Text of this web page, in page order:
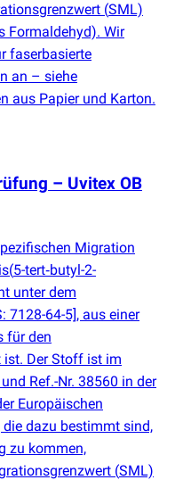
(SML)
Formaldehyd). Wir
faserbasierte
an – siehe
aus Papier und Karton.
– Uvitex OB
Migration
(5-tert‑butyl-2-
unter dem
7128-64-5], aus einer
für den
Der Stoff ist im
Ref.-Nr. 38560 in der
Europäischen
dazu bestimmt sind,
zu kommen,
(SML)